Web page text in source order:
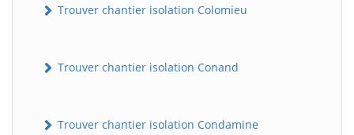
Trouver chantier isolation Colomieu
Trouver chantier isolation Conand
Trouver chantier isolation Condamine